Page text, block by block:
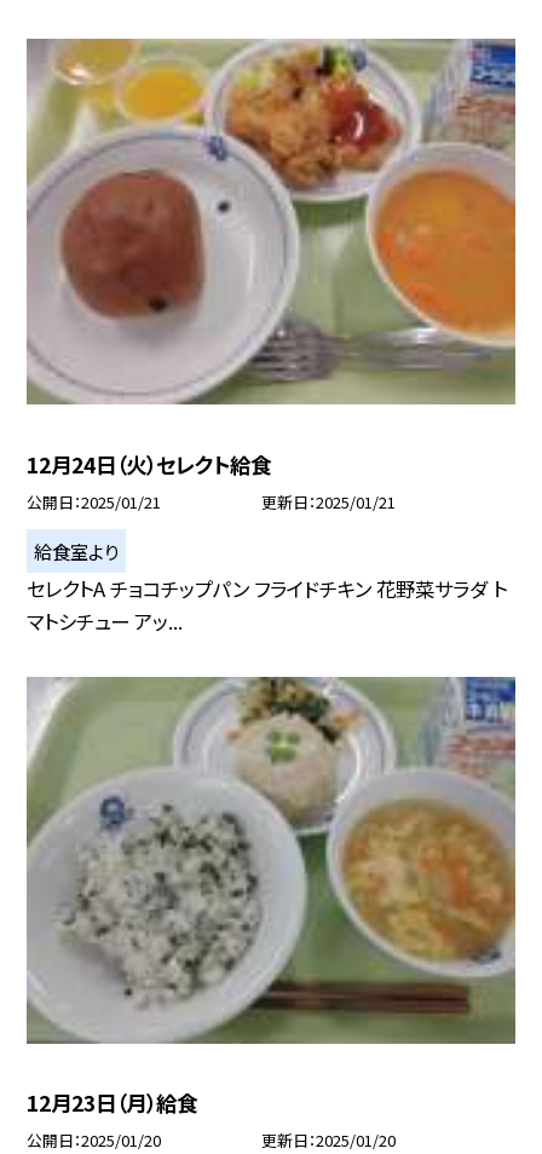
12月24日（火）セレクト給食
公開日 2025/01/21 更新日 2025/01/21
給食室より
セレクトA チョコチップパン フライドチキン 花野菜サラダ ト
マトシチュー アッ...
12月23日（月）給食
公開日 2025/01/20 更新日 2025/01/20